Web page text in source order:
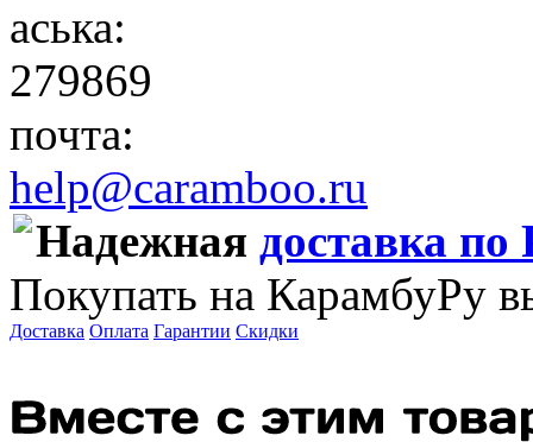
аська:
279869
почта:
help@caramboo.ru
Надежная доставка по
Покупать на КарамбуРу
Доставка Оплата Гарантии Скидки